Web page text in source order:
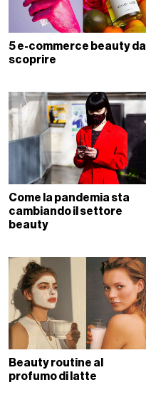
5 e-commerce beauty da
scoprire
Come la pandemia sta
cambiando il settore
beauty
Beauty routine al
profumo di latte